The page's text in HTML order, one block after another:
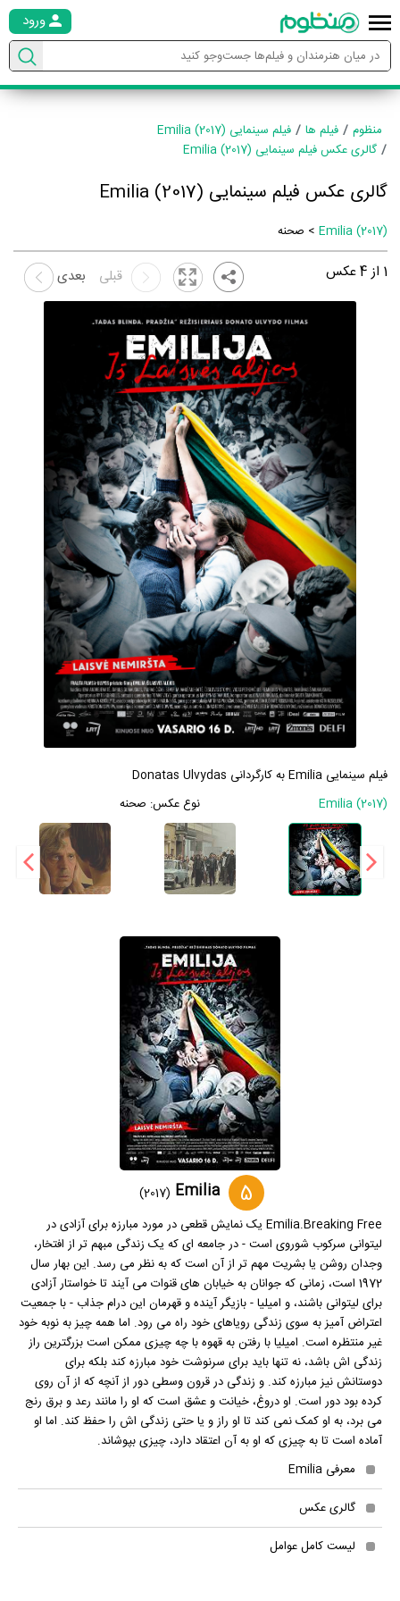
ورود
منظوم فیلم ها
فیلم سینمایی Emilia (2017)
گالری عکس فیلم سینمایی Emilia (2017)
گالری عکس فیلم سینمایی Emilia (2017)
Emilia (2017) > صحنه
1 از4عکس بعدی قبلی
فیلم سینمایی Emilia به کارگردانی Donatas Ulvydas
Emilia (2017)
نوع عکس: صحنه
5
Emilia
(2017)
Emilia.Breaking Free یک نمایش قطعی در مورد مبارزه برای آزادی در
لیتوانی سرکوب شوروی است - در جامعه ای که یک زندگی مبهم تر از افتخار،
وجدان روشن یا بشریت مهم تر از آن است که به نظر می رسد. این بهار سال
1972 است، زمانی که جوانان به خیابان های قنوات می آیند تا خواستار آزادی
برای لیتوانی باشند، و امیلیا - بازیگر آینده و قهرمان این درام جذاب - با جمعیت
اعتراض آمیز به سوی زندگی رویاهای خود راه می رود. اما همه چیز به نوبه خود
غیر منتظره است. امیلیا با رفتن به قهوه با چه چیزی ممکن است بزرگترین راز
زندگی اش باشد، نه تنها باید برای سرنوشت خود مبارزه کند بلکه برای
دوستانش نیز مبارزه کند. و زندگی در قرون وسطی دور از آنچه که از آن روی
کرده بود دور است. او دروغ، خیانت و عشق است که او را مانند رعد و برق رنج
می برد، به او کمک نمی کند تا او راز و یا حتی زندگی اش را حفظ کند. اما او
آماده است تا به چیزی که او به آن اعتقاد دارد، چیزی بپوشاند.
معرفی Emilia
گالری عکس
لیست کامل عوامل